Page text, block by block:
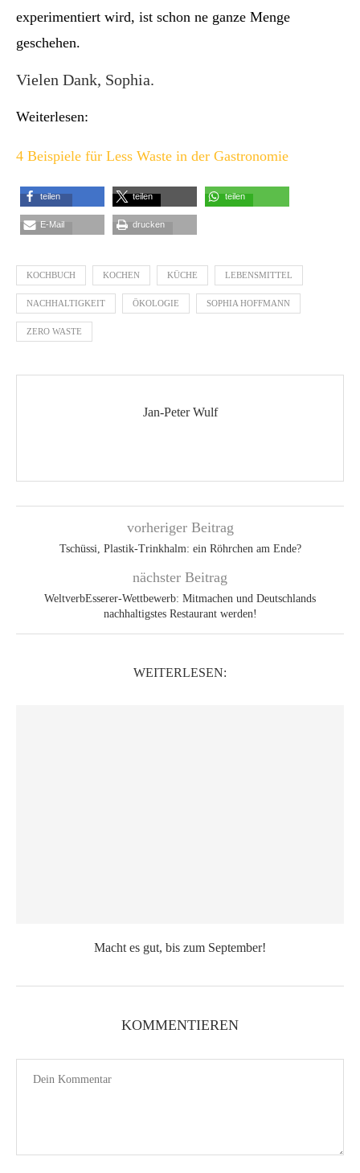
experimentiert wird, ist schon ne ganze Menge
geschehen.
Vielen Dank, Sophia.
Weiterlesen:
4 Beispiele für Less Waste in der Gastronomie
teilen teilen teilen
E-Mail drucken
KOCHBUCH KOCHEN KÜCHE LEBENSMITTEL
NACHHALTIGKEIT ÖKOLOGIE SOPHIA HOFFMANN
ZERO WASTE
Jan-Peter Wulf
vorheriger Beitrag
Tschüssi, Plastik-Trinkhalm: ein Röhrchen am Ende?
nächster Beitrag
WeltverbEsserer-Wettbewerb: Mitmachen und Deutschlands
nachhaltigstes Restaurant werden!
WEITERLESEN:
Macht es gut, bis zum September!
KOMMENTIEREN